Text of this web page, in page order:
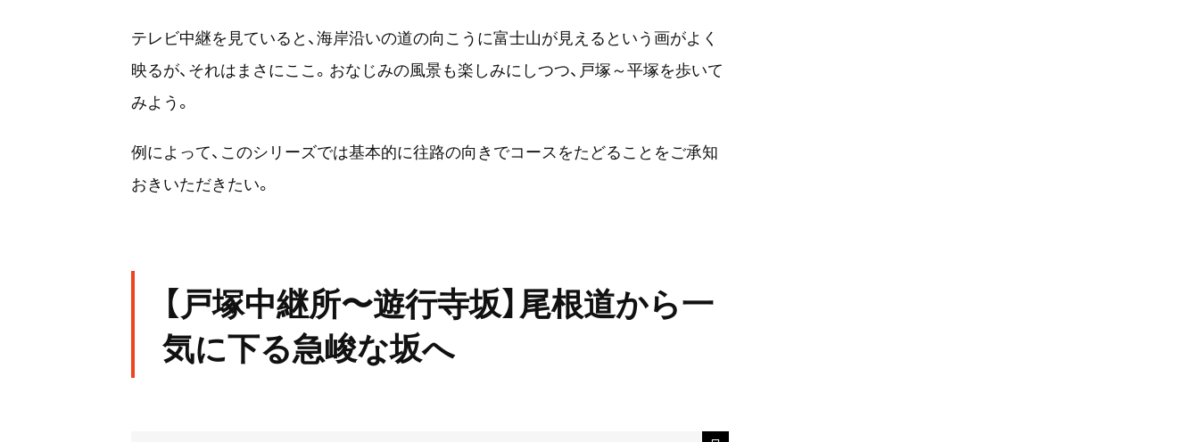
テレビ中継を見ていると、海岸沿いの道の向こうに富士山が見えるという画がよく
映るが、それはまさにここ。おなじみの風景も楽しみにしつつ、戸塚～平塚を歩いて
みよう。
例によって、このシリーズでは基本的に往路の向きでコースをたどることをご承知
おきいただきたい。
【戸塚中継所〜遊行寺坂】尾根道から一
気に下る急峻な坂へ